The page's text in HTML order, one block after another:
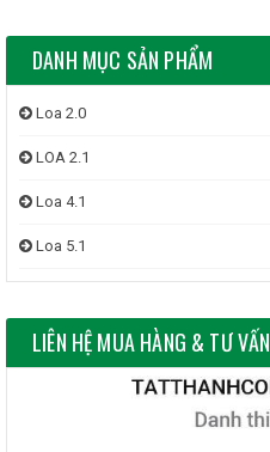
DANH MỤC SẢN PHẨM
Loa 2.0
LOA 2.1
Loa 4.1
Loa 5.1
LIÊN HỆ MUA HÀNG & TƯ VẤN